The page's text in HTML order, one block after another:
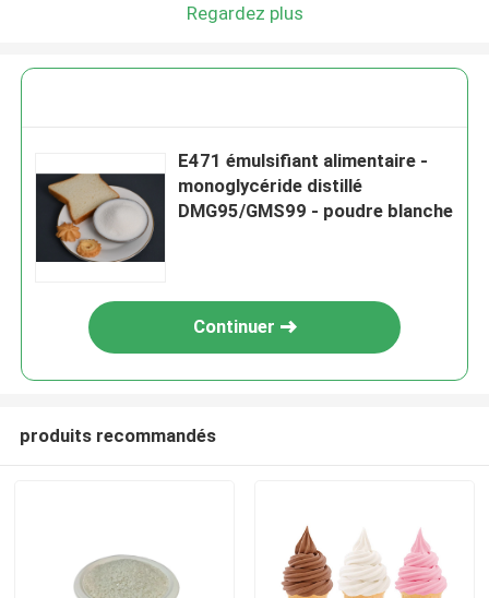
Regardez plus
E471 émulsifiant alimentaire -
monoglycéride distillé
DMG95/GMS99 - poudre blanche
Continuer
produits recommandés